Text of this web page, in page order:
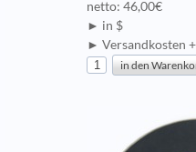
netto: 46,00€
► in $
► Versandkosten